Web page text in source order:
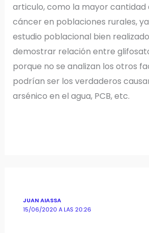
articulo, como la mayor cantidad
cáncer en poblaciones rurales,
estudio poblacional bien
demostrar relación entre
porque no se analizan los otros
podrían ser los verdaderos
arsénico en el agua, PCB, etc.
JUAN AIASSA
15/06/2020 A LAS 20:26